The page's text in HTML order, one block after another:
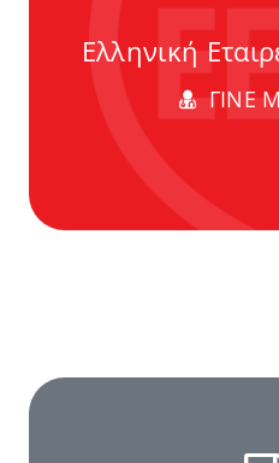
Ελληνική
ΓΙΝΕ